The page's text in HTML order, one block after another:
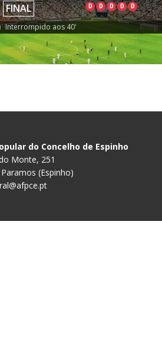
FINAL D D D D D
| Interrompido aos 40'
do Concelho de Espinho
Monte, 251
(Espinho)